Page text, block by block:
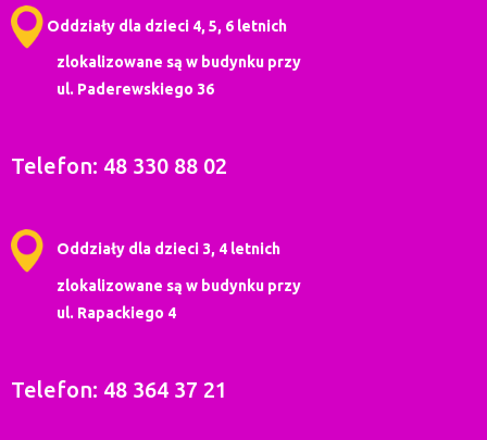
Oddziały dla dzieci 4, 5, 6 letnich
zlokalizowane są w budynku przy
ul. Paderewskiego 36
Telefon: 48 330 88 02
Oddziały dla dzieci 3, 4 letnich
zlokalizowane są w budynku przy
ul. Rapackiego 4
Telefon: 48 364 37 21